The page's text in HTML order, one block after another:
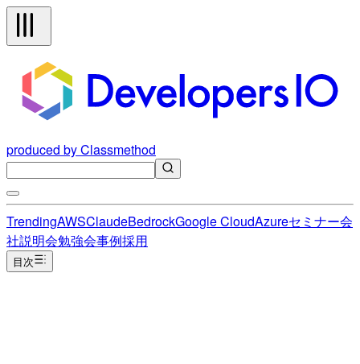
produced by Classmethod
TrendingAWSClaudeBedrockGoogle CloudAzureセミナー会
社説明会勉強会事例採用
目次